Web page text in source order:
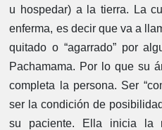
u hospedar) a la tierra. La
enferma, es decir que va a
quitado o “agarrado” por
Pachamama. Por lo que su
completa la persona. Ser
ser la condición de
su paciente. Ella inicia la